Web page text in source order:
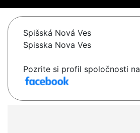
Spišská Nová Ves
Spisska Nova Ves
Pozrite si profil spoločnosti na